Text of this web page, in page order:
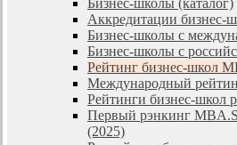
Аккредитации бизнес-
Бизнес-школы с
Бизнес-школы с
Рейтинг бизнес-школ
Международный
Рейтинги бизнес-школ
Первый рэнкинг
(2025)